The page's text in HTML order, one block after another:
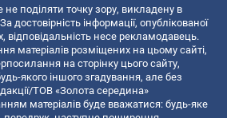
не поділяти точку зору, викладену в
достовірність інформації, опублікованої
відповідальність несе рекламодавець.
матеріалів розміщених на цьому сайті,
на сторінку цього сайту,
якого іншого згадування, але без
ТОВ «Золота середина»
матеріалів буде вважатися: будь-яке